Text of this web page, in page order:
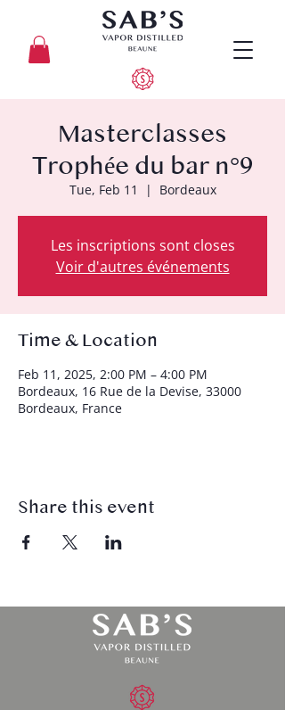
Masterclasses
Trophée du bar n°9
Tue, Feb 11
  |
Bordeaux
Les inscriptions sont closes
Voir d'autres événements
Time & Location
Feb 11, 2025, 2:00 PM – 4:00 PM
Bordeaux, 16 Rue de la Devise, 33000
Bordeaux, France
Share this event